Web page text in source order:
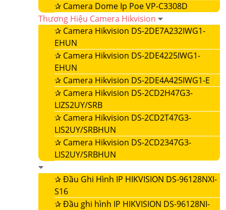
✰ Camera Dome Ip Poe VP-C3308D
Thương Hiệu Camera Hikvision
✰ Camera Hikvision DS-2DE7A232IWG1-
EHUN
✰ Camera Hikvision DS-2DE4225IWG1-
EHUN
✰ Camera Hikvision DS-2DE4A425IWG1-E
✰ Camera Hikvision DS-2CD2H47G3-
LIZS2UY/SRB
✰ Camera Hikvision DS-2CD2T47G3-
LIS2UY/SRBHUN
✰ Camera Hikvision DS-2CD2347G3-
LIS2UY/SRBHUN
✰Đầu Ghi Hình IP HIKVISION DS-96128NXI-
S16
✰Đầu ghi hình IP HIKVISION DS-96128NI-